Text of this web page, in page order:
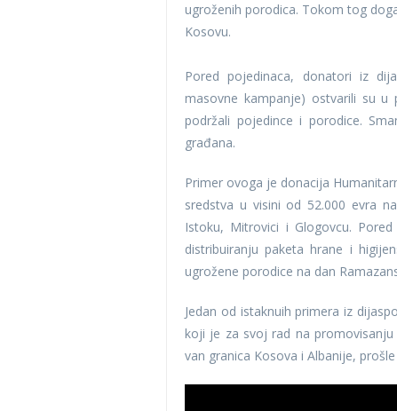
ugroženih porodica. Tokom tog
Kosovu.
Pored pojedinaca, donatori iz
masovne kampanje) ostvarili su u
podržali pojedince i porodice.
građana.
Primer ovoga je donacija
sredstva u visini od 52.000 evra
Istoku, Mitrovici i Glogovcu.
distribuiranju paketa hrane i
ugrožene porodice na dan
Jedan od istaknuih primera iz
koji je za svoj rad na
van granica Kosova i Albanije,